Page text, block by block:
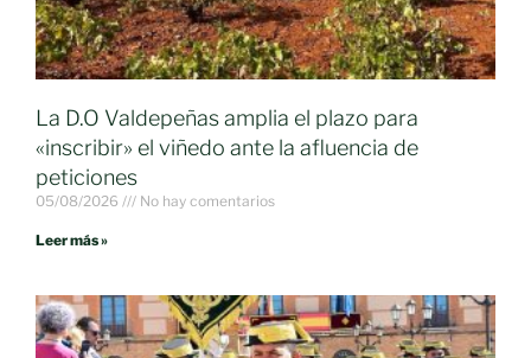
La D.O Valdepeñas amplia el plazo para
«inscribir» el viñedo ante la afluencia de
peticiones
05/08/2026 No hay comentarios
Leer más »